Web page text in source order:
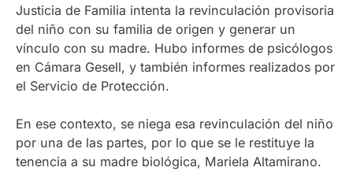
Justicia de Familia intenta la revinculación provisoria
del niño con su familia de origen y generar un
vínculo con su madre. Hubo informes de psicólogos
en Cámara Gesell, y también informes realizados por
el Servicio de Protección.
En ese contexto, se niega esa revinculación del niño
por una de las partes, por lo que se le restituye la
tenencia a su madre biológica, Mariela Altamirano.